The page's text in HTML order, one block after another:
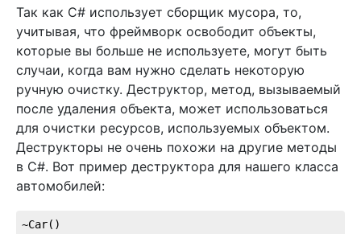
Так как C# использует сборщик мусора, то,
учитывая, что фреймворк освободит объекты,
которые вы больше не используете, могут быть
случаи, когда вам нужно сделать некоторую
ручную очистку. Деструктор, метод, вызываемый
после удаления объекта, может использоваться
для очистки ресурсов, используемых объектом.
Деструкторы не очень похожи на другие методы
в C#. Вот пример деструктора для нашего класса
автомобилей:
~Car()